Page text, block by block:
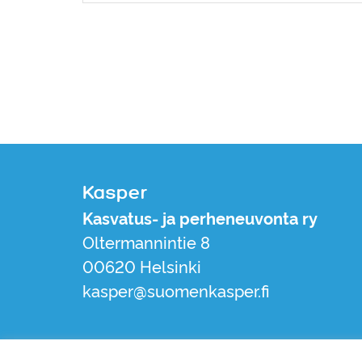
Kasper
Kasvatus- ja perheneuvonta ry
Oltermannintie 8
00620 Helsinki
kasper@suomenkasper.fi